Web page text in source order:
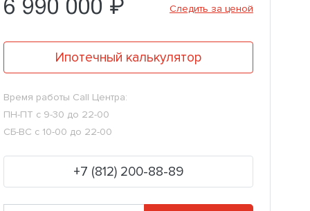
6 990 000 ₽ Следить за ценой
Ипотечный калькулятор
Время работы Call Центра:
ПН-ПТ с 9-30 до 22-00
СБ-ВС с 10-00 до 22-00
+7 (812) 200-88-89